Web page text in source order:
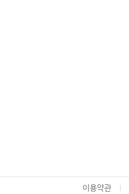
이용약관